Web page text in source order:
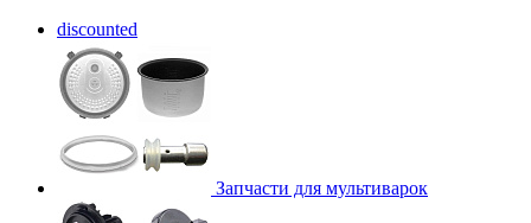
discounted
Запчасти для мультиварок